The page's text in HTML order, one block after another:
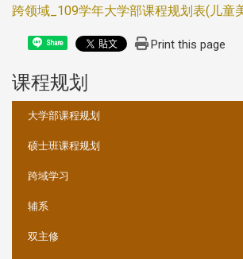
跨领域_109学年大学部课程规划表(儿童
Share Print this page
课程规划
大学部课程规划
硕士班课程规划
跨域学习
辅系
双主修